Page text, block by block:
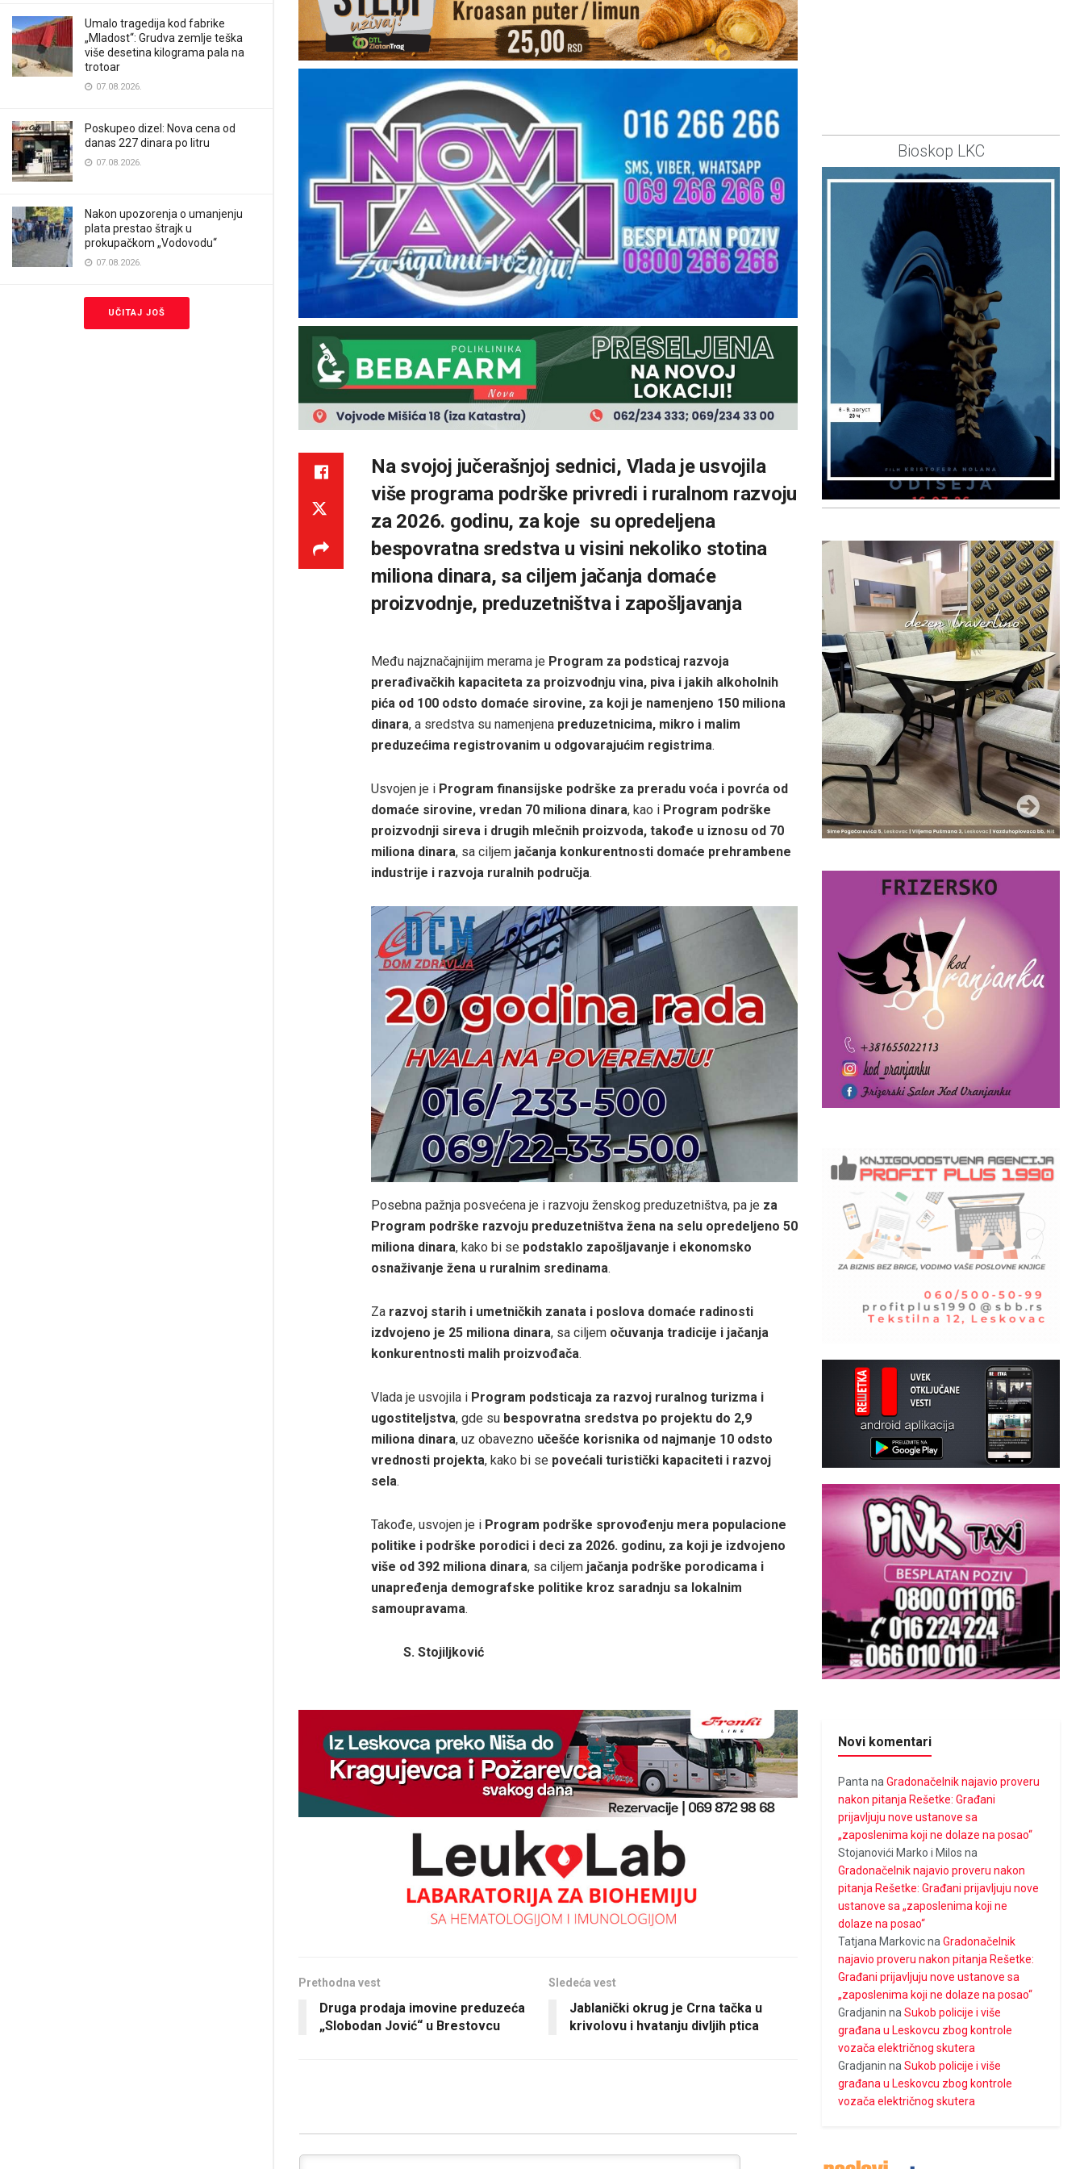
Umalo tragedija kod fabrike
„Mladost“: Grudva zemlje teška
više desetina kilograma pala na
trotoar
07.08.2026.
Poskupeo dizel: Nova cena od
danas 227 dinara po litru
07.08.2026.
Nakon upozorenja o umanjenju
plata prestao štrajk u
prokupačkom „Vodovodu“
07.08.2026.
UČITAJ JOŠ
Na svojoj jučerašnjoj sednici, Vlada je usvojila
više programa podrške privredi i ruralnom razvoju
za 2026. godinu, za koje su opredeljena
bespovratna sredstva u visini nekoliko stotina
miliona dinara, sa ciljem jačanja domaće
proizvodnje, preduzetništva i zapošljavanja
Među najznačajnijim merama je Program za podsticaj razvoja
prerađivačkih kapaciteta za proizvodnju vina, piva i jakih alkoholnih
pića od 100 odsto domaće sirovine, za koji je namenjeno 150 miliona
dinara, a sredstva su namenjena preduzetnicima, mikro i malim
preduzećima registrovanim u odgovarajućim registrima.
Usvojen je i Program finansijske podrške za preradu voća i povrća od
domaće sirovine, vredan 70 miliona dinara, kao i Program podrške
proizvodnji sireva i drugih mlečnih proizvoda, takođe u iznosu od 70
miliona dinara, sa ciljem jačanja konkurentnosti domaće prehrambene
industrije i razvoja ruralnih područja.
Posebna pažnja posvećena je i razvoju ženskog preduzetništva, pa je za
Program podrške razvoju preduzetništva žena na selu opredeljeno 50
miliona dinara, kako bi se podstaklo zapošljavanje i ekonomsko
osnaživanje žena u ruralnim sredinama.
Za razvoj starih i umetničkih zanata i poslova domaće radinosti
izdvojeno je 25 miliona dinara, sa ciljem očuvanja tradicije i jačanja
konkurentnosti malih proizvođača.
Vlada je usvojila i Program podsticaja za razvoj ruralnog turizma i
ugostiteljstva, gde su bespovratna sredstva po projektu do 2,9
miliona dinara, uz obavezno učešće korisnika od najmanje 10 odsto
vrednosti projekta, kako bi se povećali turistički kapaciteti i razvoj
sela.
Takođe, usvojen je i Program podrške sprovođenju mera populacione
politike i podrške porodici i deci za 2026. godinu, za koji je izdvojeno
više od 392 miliona dinara, sa ciljem jačanja podrške porodicama i
unapređenja demografske politike kroz saradnju sa lokalnim
samoupravama.
S. Stojiljković
Prethodna vest
Druga prodaja imovine preduzeća
„Slobodan Jović“ u Brestovcu
Sledeća vest
Jablanički okrug je Crna tačka u
krivolovu i hvatanju divljih ptica
Bioskop LKC
Novi komentari
Panta naGradonačelnik najavio proveru
nakon pitanja Rešetke: Građani
prijavljuju nove ustanove sa
„zaposlenima koji ne dolaze na posao“
Stojanovići Marko i Milos na
Gradonačelnik najavio proveru nakon
pitanja Rešetke: Građani prijavljuju nove
ustanove sa „zaposlenima koji ne
dolaze na posao“
Tatjana MarkovicnaGradonačelnik
najavio proveru nakon pitanja Rešetke:
Građani prijavljuju nove ustanove sa
„zaposlenima koji ne dolaze na posao“
Gradjanin naSukob policije i više
građana u Leskovcu zbog kontrole
vozača električnog skutera
Gradjanin naSukob policije i više
građana u Leskovcu zbog kontrole
vozača električnog skutera